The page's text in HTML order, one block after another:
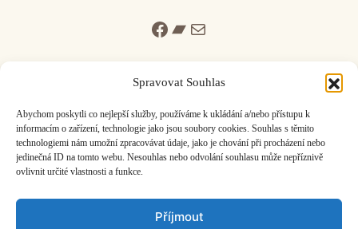
Spravovat Souhlas
Abychom poskytli co nejlepší služby, používáme k ukládání a/nebo přístupu k
informacím o zařízení, technologie jako jsou soubory cookies. Souhlas s těmito
technologiemi nám umožní zpracovávat údaje, jako je chování při procházení nebo
jedinečná ID na tomto webu. Nesouhlas nebo odvolání souhlasu může nepříznivě
ovlivnit určité vlastnosti a funkce.
Příjmout
Facebook
Bandcamp
Mail
ČASOPIS O JINÉ HUDBĚ | vydává Hudební informační středisko|
založeno 2001 | Kontaktujte nás:info@hisvoice.cz
©2026 HISvoice – design a admin